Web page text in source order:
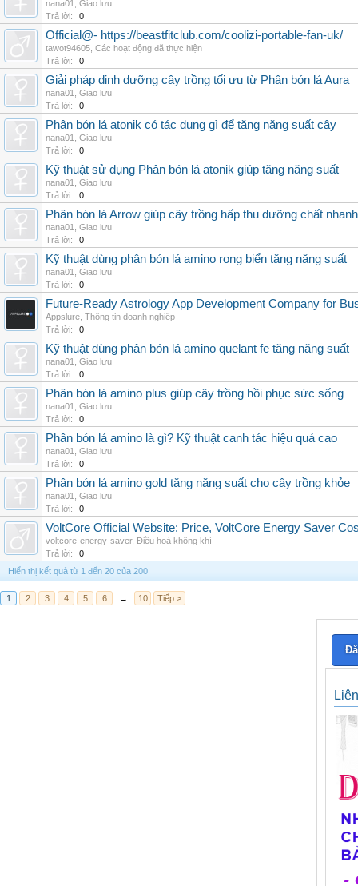
nana01
Giao lưu
Trả lời:
0
Official@- https://beastfitclub.com/coolizi-portable-fan-uk/
tawot94605 Các hoạt động đã thực hiện
Trả lời:
0
Giải pháp dinh dưỡng cây trồng tối ưu từ Phân bón lá Aura
nana01
Giao lưu
Trả lời:
0
Phân bón lá atonik có tác dụng gì để tăng năng suất cây
nana01
Giao lưu
Trả lời:
0
Kỹ thuật sử dụng Phân bón lá atonik giúp tăng năng suất
nana01
Giao lưu
Trả lời:
0
Phân bón lá Arrow giúp cây trồng hấp thu dưỡng chất nhanh
nana01
Giao lưu
Trả lời:
0
Kỹ thuật dùng phân bón lá amino rong biển tăng năng suất
nana01
Giao lưu
Trả lời:
0
Future-Ready Astrology App Development Company for
Appslure Thông tin doanh nghiệp
Trả lời:
0
Kỹ thuật dùng phân bón lá amino quelant fe tăng năng suất
nana01
Giao lưu
Trả lời:
0
Phân bón lá amino plus giúp cây trồng hồi phục sức sống
nana01
Giao lưu
Trả lời:
0
Phân bón lá amino là gì? Kỹ thuật canh tác hiệu quả cao
nana01
Giao lưu
Trả lời:
0
Phân bón lá amino gold tăng năng suất cho cây trồng khỏe
nana01
Giao lưu
Trả lời:
0
VoltCore Official Website: Price, VoltCore Energy Saver
voltcore-energy-saver, Điều hoà không khí
Trả lời:
0
Hiển thị kết quả từ 1 đến 20 của 200
1 2 3 4 5 6 → 10 Tiếp >